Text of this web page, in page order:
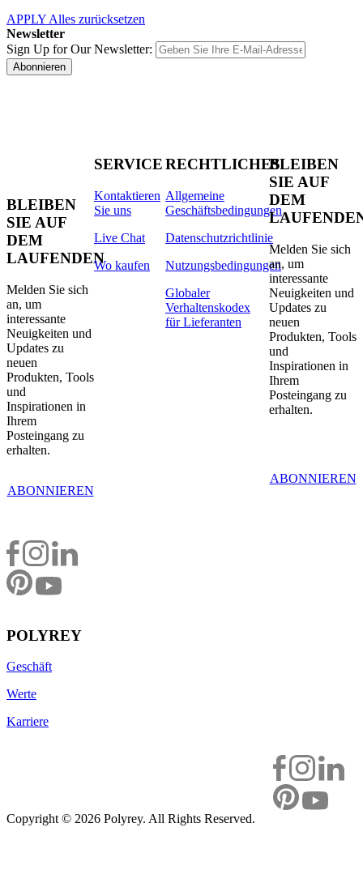
APPLY Alles zurücksetzen
Newsletter
Sign Up for Our Newsletter:
Abonnieren
BLEIBEN
SIE AUF
DEM
LAUFENDEN
Melden Sie sich
an, um
interessante
Neuigkeiten und
Updates zu
neuen
Produkten, Tools
und
Inspirationen in
Ihrem
Posteingang zu
erhalten.
ABONNIEREN
POLYREY
Geschäft
Werte
Karriere
SERVICE
Kontaktieren
Sie uns
Live Chat
Wo kaufen
RECHTLICHES
Allgemeine
Geschäftsbedingungen
Datenschutzrichtlinie
Nutzungsbedingungen
Globaler
Verhaltenskodex
für Lieferanten
BLEIBEN
SIE AUF
DEM
Melden Sie sich
an, um
interessante
Neuigkeiten und
Updates zu
neuen
Produkten, Tools
und
Inspirationen in
Ihrem
Posteingang zu
erhalten.
ABONNIEREN
Copyright © 2026 Polyrey. All Rights Reserved.